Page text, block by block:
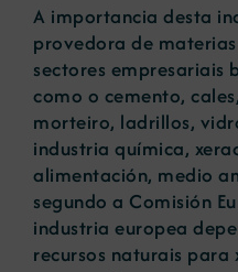
A importancia desta
provedora de
sectores empresariais
como o cemento,
morteiro, ladrillos,
industria química,
alimentación, medio
segundo a Comisión
industria europea
recursos naturais para